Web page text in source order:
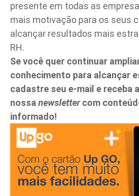
presente em todas as
mais motivação para os seus
alcançar resultados mais
RH.
Se você quer continuar
conhecimento para alcançar
cadastre seu e-mail e receba a
nossa newslettercom
informado!